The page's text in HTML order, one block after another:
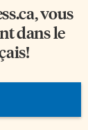
, vous
dans le